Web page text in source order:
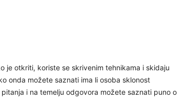
je otkriti, koriste se skrivenim tehnikama i skidaju
onda možete saznati ima li osoba sklonost
i na temelju odgovora možete saznati puno o